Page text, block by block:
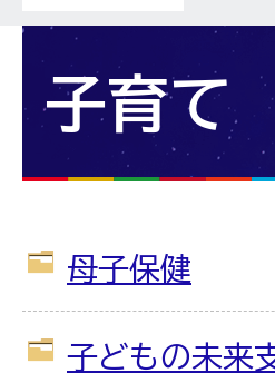
子育て
母子保健
子どもの未来